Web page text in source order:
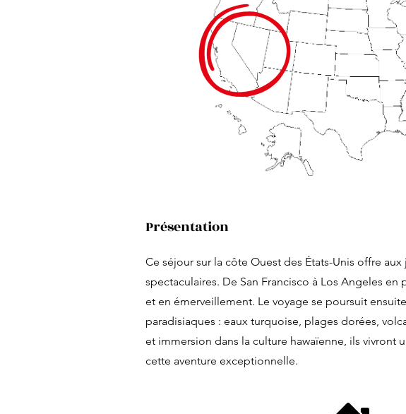
Présentation
Ce séjour sur la côte Ouest des États-Unis offre
spectaculaires. De San Francisco à Los Angeles
et en émerveillement. Le voyage se poursuit
paradisiaques : eaux turquoise, plages dorées,
et immersion dans la culture hawaïenne, ils
cette aventure exceptionnelle.